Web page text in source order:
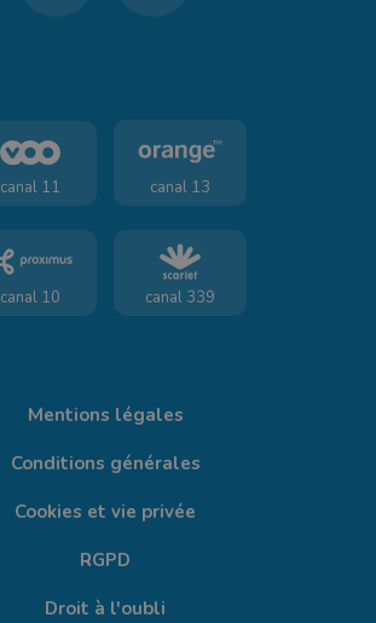
canal 11 canal 13
canal 10 canal 339
Mentions légales
Conditions générales
Cookies et vie privée
RGPD
Droit à l'oubli